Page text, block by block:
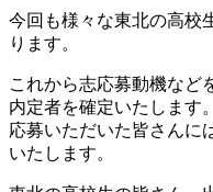
今回も様々な東北の高校
ります。
これから志応募動機など
内定者を確定いたします。
応募いただいた皆さんに
いたします。